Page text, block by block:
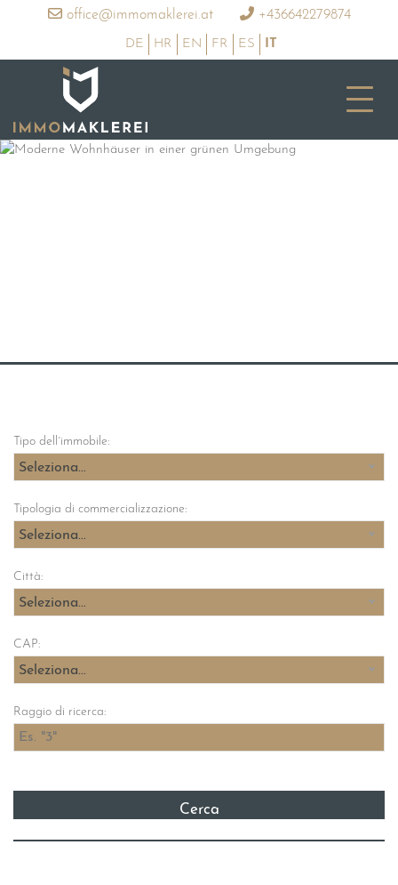
office@immomaklerei.at +436642279874
DE HR EN FR ES IT
Tipo dell´immobile:
Seleziona...
Tipologia di commercializzazione:
Seleziona...
Città:
Seleziona...
CAP:
Seleziona...
Raggio di ricerca: